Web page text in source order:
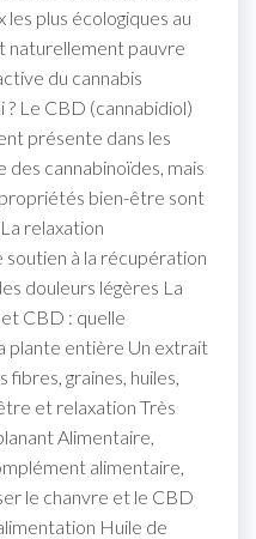
les plus écologiques au
naturellement pauvre
du cannabis
Le CBD (cannabidiol)
présente dans les
cannabinoïdes, mais
bien-être sont
relaxation
soutien à la récupération
douleurs légères La
CBD : quelle
plante entière Un extrait
graines, huiles,
et relaxation Très
Alimentaire,
alimentaire,
le chanvre et le CBD
Huile de